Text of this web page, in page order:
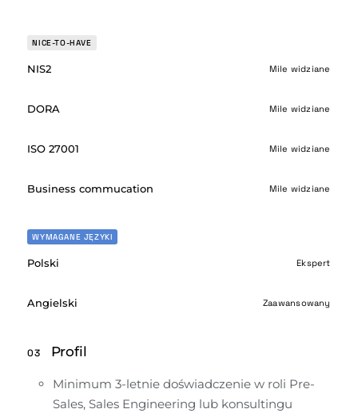
NICE-TO-HAVE
NIS2 Mile widziane
DORA Mile widziane
ISO 27001 Mile widziane
Business commucation Mile widziane
WYMAGANE JĘZYKI
Polski Ekspert
Angielski Zaawansowany
03 Profil
Minimum 3-letnie doświadczenie w roli Pre-
Sales, Sales Engineering lub konsultingu